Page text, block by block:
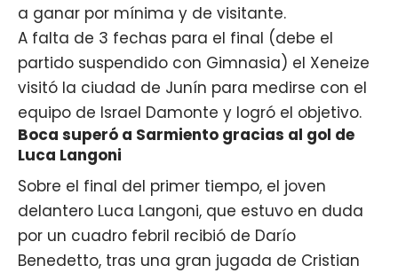
a ganar por mínima y de visitante.
A falta de 3 fechas para el final (debe el
partido suspendido con Gimnasia) el Xeneize
visitó la ciudad de Junín para medirse con el
equipo de Israel Damonte y logró el objetivo.
Boca superó a Sarmiento gracias al gol de
Luca Langoni
Sobre el final del primer tiempo, el joven
delantero Luca Langoni, que estuvo en duda
por un cuadro febril recibió de Darío
Benedetto, tras una gran jugada de Cristian